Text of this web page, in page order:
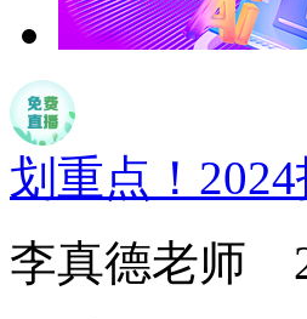
划重点！
李真德老师